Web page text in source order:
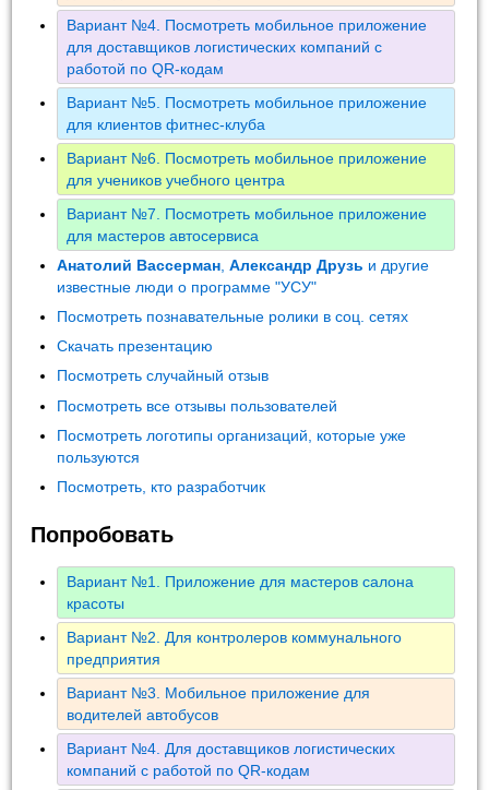
Вариант №4. Посмотреть мобильное приложение
для доставщиков логистических компаний с
работой по QR-кодам
Вариант №5. Посмотреть мобильное приложение
для клиентов фитнес-клуба
Вариант №6. Посмотреть мобильное приложение
для учеников учебного центра
Вариант №7. Посмотреть мобильное приложение
для мастеров автосервиса
Анатолий Вассерман ,Александр Друзь и другие
известные люди о программе "УСУ"
Посмотреть познавательные ролики в соц. сетях
Скачать презентацию
Посмотреть случайный отзыв
Посмотреть все отзывы пользователей
Посмотреть логотипы организаций, которые уже
пользуются
Посмотреть, кто разработчик
Попробовать
Вариант №1. Приложение для мастеров салона
красоты
Вариант №2. Для контролеров коммунального
предприятия
Вариант №3. Мобильное приложение для
водителей автобусов
Вариант №4. Для доставщиков логистических
компаний с работой по QR-кодам